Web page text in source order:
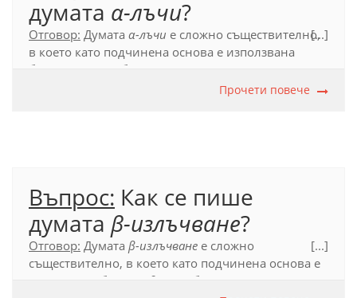
думата α-лъчи?
Отговор: Думата α-лъчи е сложно съществително,
в което като подчинена основа е използвана
буквата
, и трябва да се пише полуслято.
[...]
Прочети повече
Въпрос: Как се пише
думата β-излъчване?
Отговор: Думата β-излъчване е сложно
съществително, в което като подчинена основа е
използвана буквата
β , и трябва да се пише
[...]